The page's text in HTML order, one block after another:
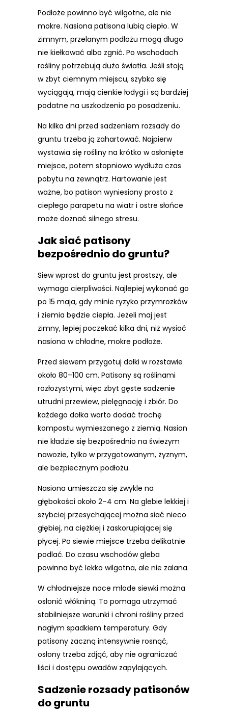
Podłoże powinno być wilgotne, ale nie
mokre. Nasiona patisona lubią ciepło. W
zimnym, przelanym podłożu mogą długo
nie kiełkować albo zgnić. Po wschodach
rośliny potrzebują dużo światła. Jeśli stoją
w zbyt ciemnym miejscu, szybko się
wyciągają, mają cienkie łodygi i są bardziej
podatne na uszkodzenia po posadzeniu.
Na kilka dni przed sadzeniem rozsady do
gruntu trzeba ją zahartować. Najpierw
wystawia się rośliny na krótko w osłonięte
miejsce, potem stopniowo wydłuża czas
pobytu na zewnątrz. Hartowanie jest
ważne, bo patison wyniesiony prosto z
ciepłego parapetu na wiatr i ostre słońce
może doznać silnego stresu.
Jak siać patisony
bezpośrednio do gruntu?
Siew wprost do gruntu jest prostszy, ale
wymaga cierpliwości. Najlepiej wykonać go
po 15 maja, gdy minie ryzyko przymrozków
i ziemia będzie ciepła. Jeżeli maj jest
zimny, lepiej poczekać kilka dni, niż wysiać
nasiona w chłodne, mokre podłoże.
Przed siewem przygotuj dołki w rozstawie
około 80–100 cm. Patisony są roślinami
rozłożystymi, więc zbyt gęste sadzenie
utrudni przewiew, pielęgnację i zbiór. Do
każdego dołka warto dodać trochę
kompostu wymieszanego z ziemią. Nasion
nie kładzie się bezpośrednio na świeżym
nawozie, tylko w przygotowanym, żyznym,
ale bezpiecznym podłożu.
Nasiona umieszcza się zwykle na
głębokości około 2–4 cm. Na glebie lekkiej i
szybciej przesychającej można siać nieco
głębiej, na ciężkiej i zaskorupiającej się
płycej. Po siewie miejsce trzeba delikatnie
podlać. Do czasu wschodów gleba
powinna być lekko wilgotna, ale nie zalana.
W chłodniejsze noce młode siewki można
osłonić włókniną. To pomaga utrzymać
stabilniejsze warunki i chroni rośliny przed
nagłym spadkiem temperatury. Gdy
patisony zaczną intensywnie rosnąć,
osłony trzeba zdjąć, aby nie ograniczać
liści i dostępu owadów zapylających.
Sadzenie rozsady patisonów
do gruntu